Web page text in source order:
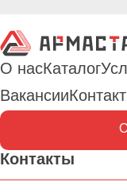
О насКаталог
Вакансии
Контакты